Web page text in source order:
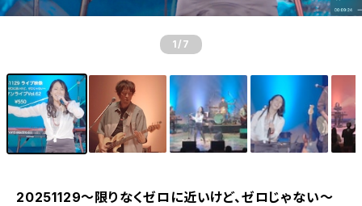
1 /7
20251129〜限りなくゼロに近いけど、ゼロじゃない〜